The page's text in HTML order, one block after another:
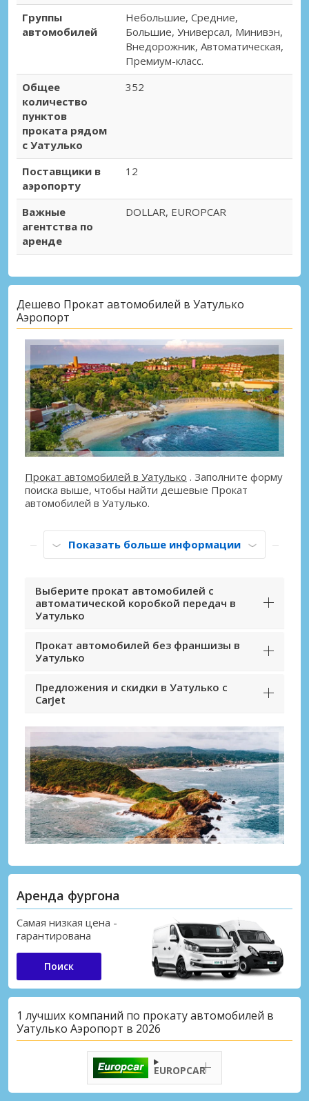
Группы
автомобилей
Небольшие, Средние,
Большие, Универсал, Минивэн,
Внедорожник, Автоматическая,
Премиум-класс.
Общее
количество
пунктов
проката рядом
с Уатулько
352
Поставщики в
аэропорту
12
Важные
агентства по
аренде
DOLLAR, EUROPCAR
Дешево Прокат автомобилей в Уатулько
Аэропорт
Прокат автомобилей в Уатулько . Заполните форму
поиска выше, чтобы найти дешевые Прокат
автомобилей в Уатулько.
Показать больше информации
Выберите прокат автомобилей с
автоматической коробкой передач в
Уатулько
Прокат автомобилей без франшизы в
Уатулько
Предложения и скидки в Уатулько с
CarJet
Аренда фургона
Самая низкая цена -
гарантирована
Поиск
1 лучших компаний по прокату автомобилей в
Уатулько Аэропорт в 2026
EUROPCAR